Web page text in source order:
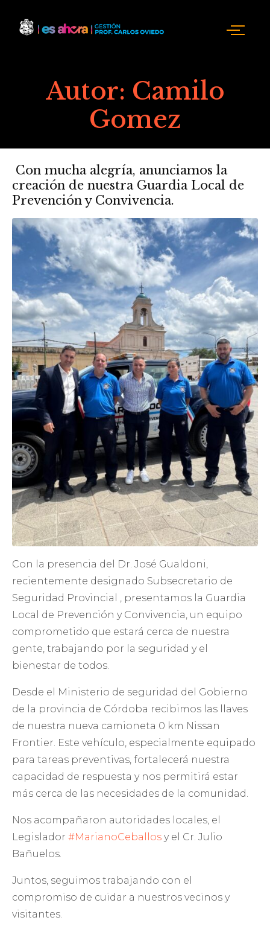
Autor: Camilo
Gomez
Con mucha alegría, anunciamos la
creación de nuestra Guardia Local de
Prevención y Convivencia.
Con la presencia del Dr. José Gualdoni,
recientemente designado Subsecretario de
Seguridad Provincial , presentamos la Guardia
Local de Prevención y Convivencia, un equipo
comprometido que estará cerca de nuestra
gente, trabajando por la seguridad y el
bienestar de todos.
Desde el Ministerio de seguridad del Gobierno
de la provincia de Córdoba recibimos las llaves
de nuestra nueva camioneta 0 km Nissan
Frontier. Este vehículo, especialmente equipado
para tareas preventivas, fortalecerá nuestra
capacidad de respuesta y nos permitirá estar
más cerca de las necesidades de la comunidad.
Nos acompañaron autoridades locales, el
Legislador #MarianoCeballos y el Cr. Julio
Bañuelos.
Juntos, seguimos trabajando con el
compromiso de cuidar a nuestros vecinos y
visitantes.